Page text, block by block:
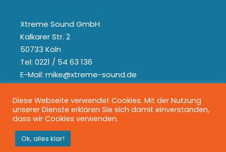
Xtreme Sound GmbH
Kalkarer Str. 2
50733 Köln
Tel: 0221 / 54 63 136
E-Mail: mike@xtreme-sound.de
Diese Webseite verwendet Cookies. Mit der Nutzung
unserer Dienste erklären Sie sich damit einverstanden,
dass wir Cookies verwenden.
Ok, alles klar!